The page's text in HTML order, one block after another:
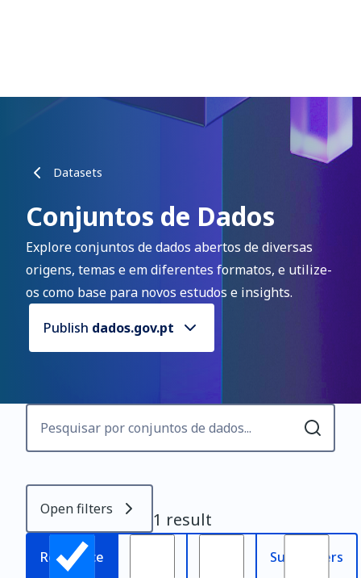
Datasets
Conjuntos de Dados
Explore conjuntos de dados abertos de diversas
origens, temas e em diferentes formatos, e utilize-
os como base para novos estudos e insights.
Publish dados.gov.pt
Open filters 1 result
Relevance Subscribers